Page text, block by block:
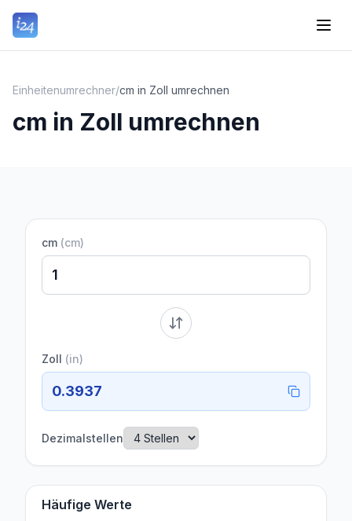
Einheitenumrechner/cm in Zoll umrechnen
cm in Zoll umrechnen
cm (cm)
Zoll (in)
0.3937
Dezimalstellen
Häufige Werte